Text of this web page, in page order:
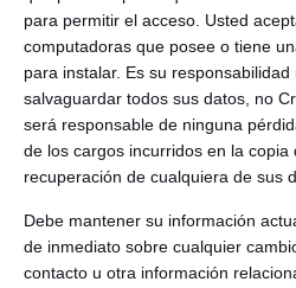
para permitir el acceso. Usted
computadoras que posee o tiene
para instalar. Es su
salvaguardar todos sus datos, no
será responsable de ninguna
de los cargos incurridos en la copia
recuperación de cualquiera de sus
Debe mantener su información
de inmediato sobre cualquier
contacto u otra información